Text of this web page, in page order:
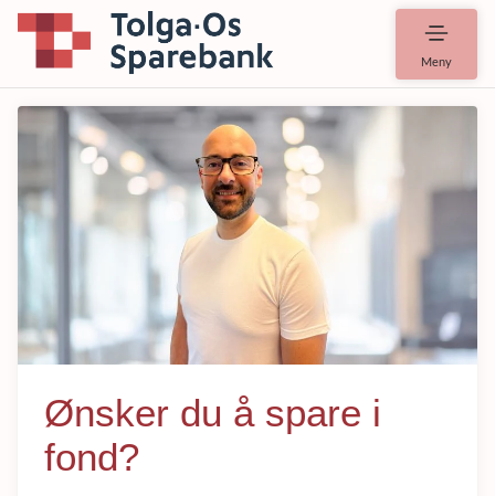
Meny
Ønsker du å spare i
fond?